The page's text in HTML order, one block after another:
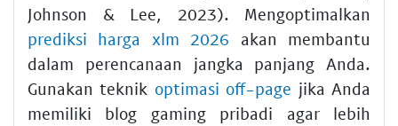
Johnson & Lee, 2023). Mengoptimalkan
prediksi harga xlm 2026 akan membantu
dalam perencanaan jangka panjang Anda.
Gunakan teknik optimasi off-page jika Anda
memiliki blog gaming pribadi agar lebih